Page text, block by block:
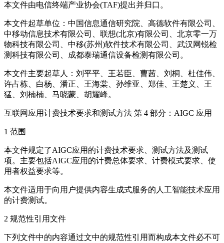
本文件由电信终端产业协会(TAF)提出并归口。
本文件起草单位：中国信息通信研究院、高德软件有限公司、
中移动信息技术有限公司、联想(北京)有限公司、北京零一万
物科技有限公司、中移(苏州)软件技术有限公司、武汉网锐检
测科技有限公司、成都泰瑞通信设备检测有限公司。
本文件主要起草人：刘平平、王若臣、曹茜、刘桐、杜佳伟、
许占栋、白杨、潘正、王海棠、孙维亚、郑佳、王楚义、王
猛、刘楠楠、马晓蒙、胡耀峰。
互联网应用计费技术要求和测试方法 第 4 部分：AIGC 应用
1 范围
本文件规定了AIGC应用的计费技术要求、测试方法及测试
项。主要包括AIGC应用的计费总体要求、计费模式要求、使
用者权益要求等。
本文件适用于向用户提供内容生成式服务的人工智能技术应用
的计费测试。
2 规范性引用文件
下列文件中的内容通过文中的规范性引用而构成本文件必不可